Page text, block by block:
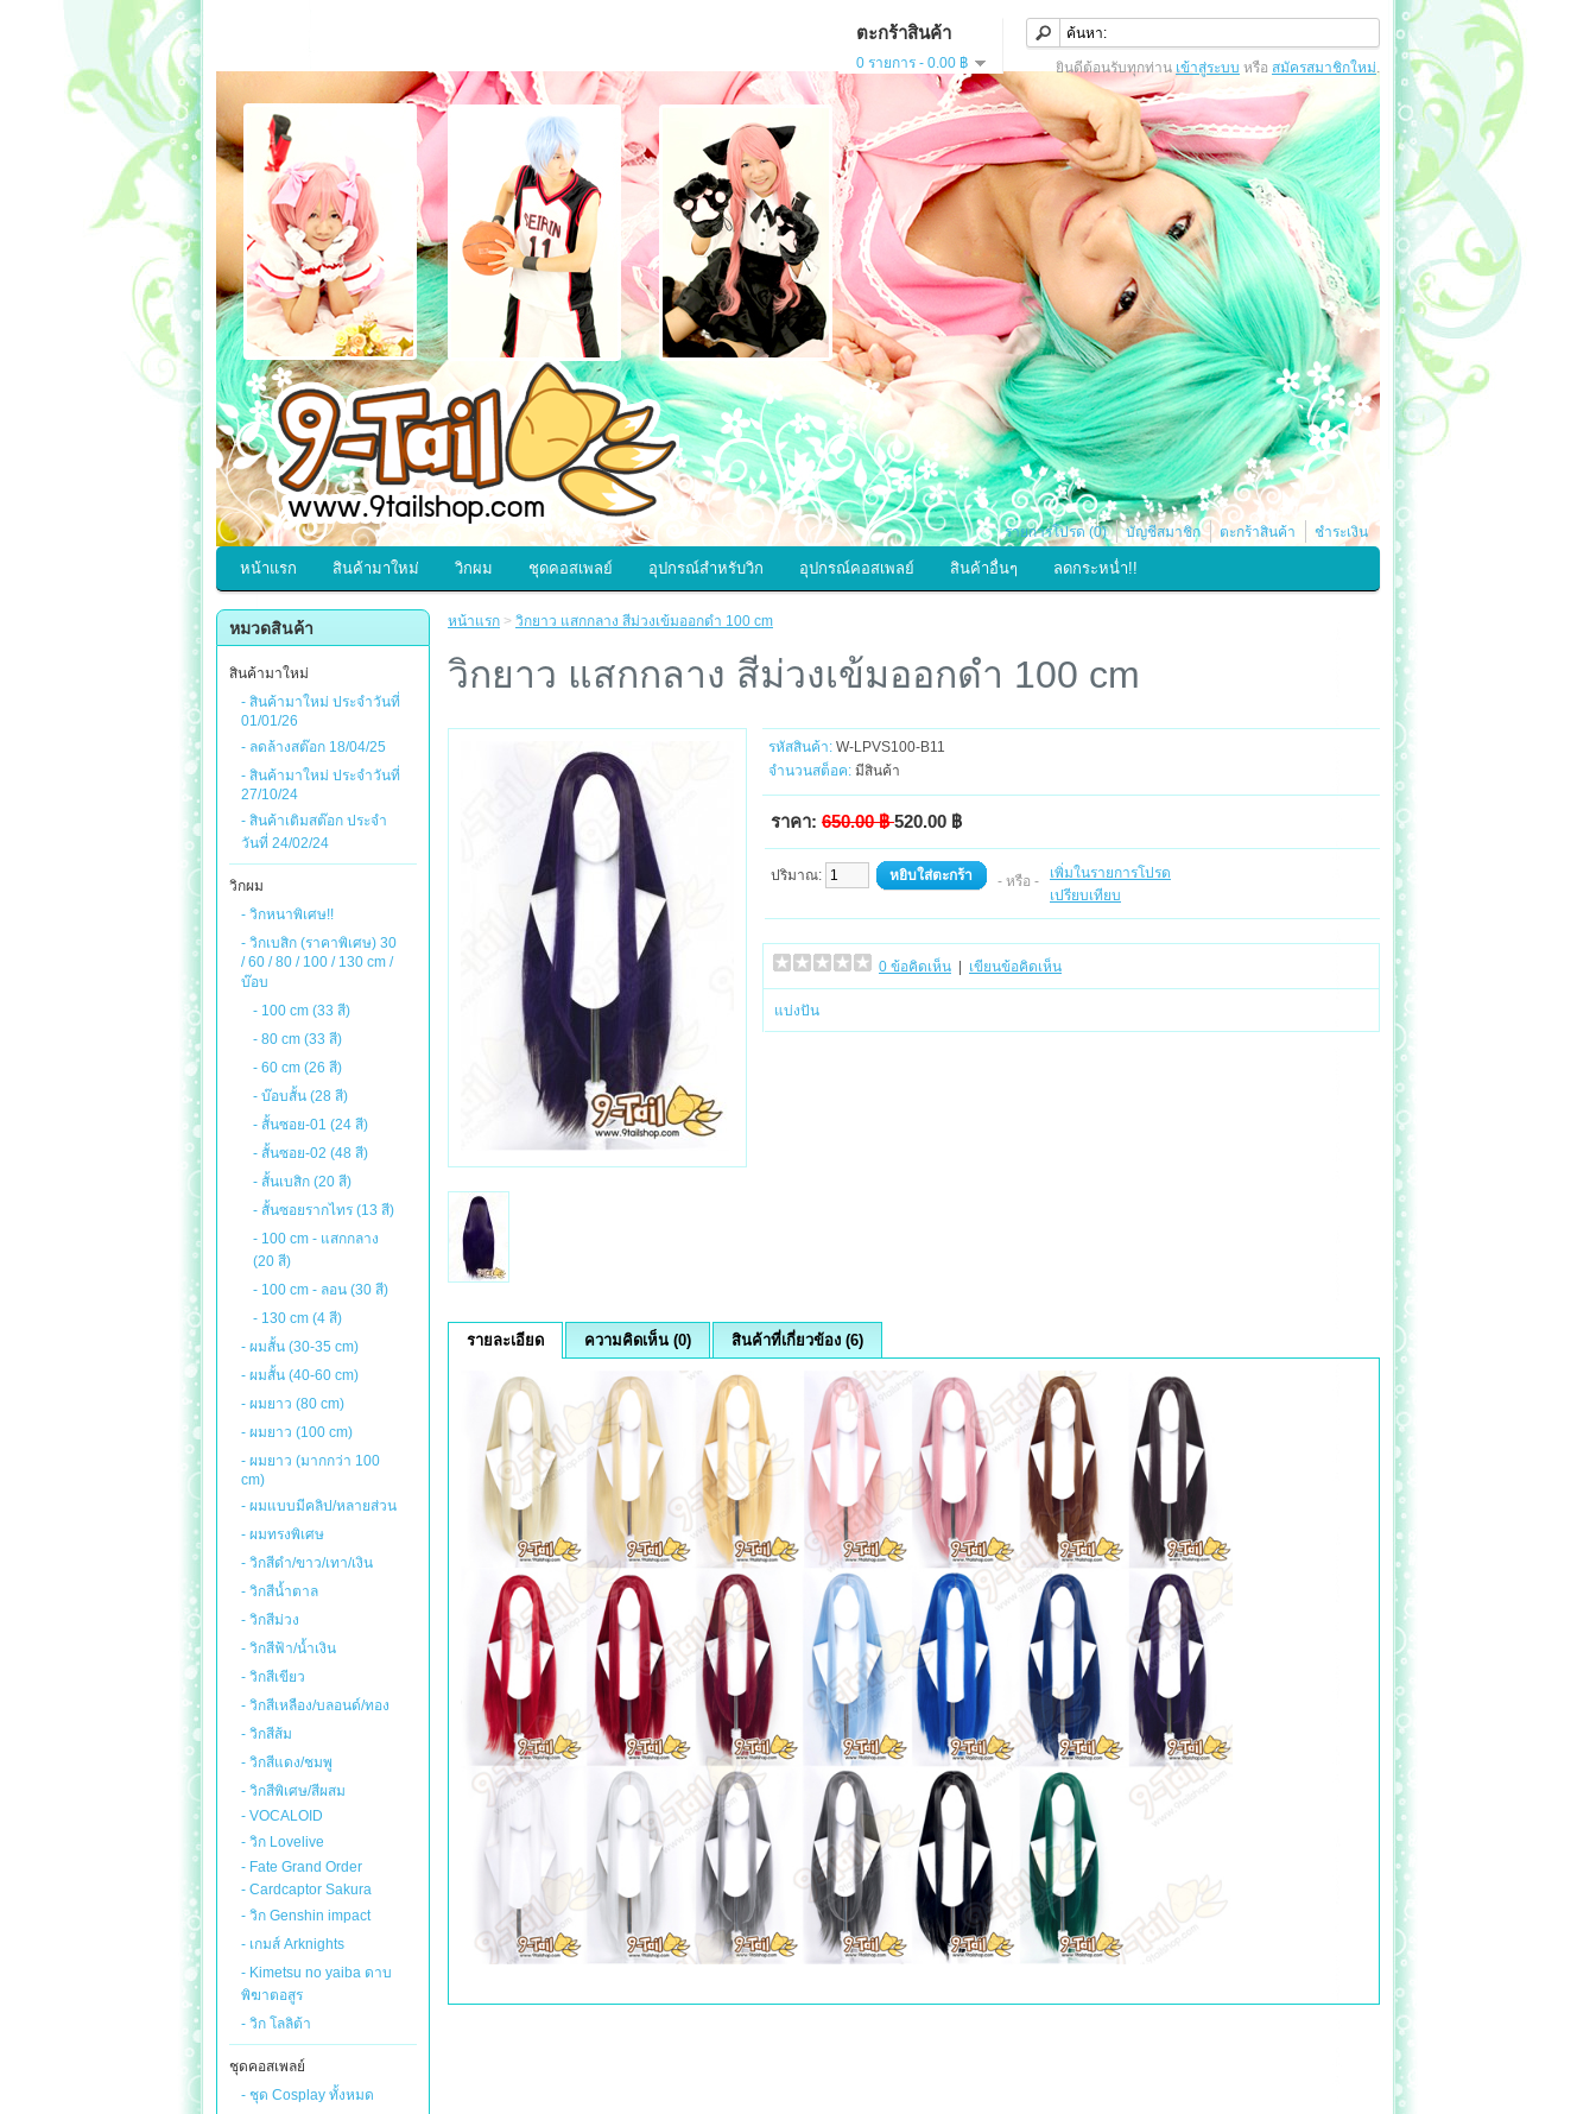
ตะกร้าสินค้า
0 รายการ - 0.00 ฿ ยินดีต้อนรับทุกท่าน เข้าสู่ระบบ หรือ สมัครสมาชิกใหม่.
รายการโปรด (0) บัญชีสมาชิก ตะกร้าสินค้า ชำระเงิน
หน้าแรก สินค้ามาใหม่ วิกผม ชุดคอสเพลย์ อุปกรณ์สำหรับวิก อุปกรณ์คอสเพลย์ สินค้าอื่นๆ ลดกระหน่ำ!!
หมวดสินค้า
สินค้ามาใหม่
- สินค้ามาใหม่ ประจำวันที่
01/01/26
- ลดล้างสต๊อก 18/04/25
- สินค้ามาใหม่ ประจำวันที่
27/10/24
- สินค้าเติมสต๊อก ประจำ
วันที่ 24/02/24
วิกผม
- วิกหนาพิเศษ!!
- วิกเบสิก (ราคาพิเศษ) 30
/ 60 / 80 / 100 / 130 cm /
บ๊อบ
- 100 cm (33 สี)
- 80 cm (33 สี)
- 60 cm (26 สี)
- บ๊อบสั้น (28 สี)
- สั้นซอย-01 (24 สี)
- สั้นซอย-02 (48 สี)
- สั้นเบสิก (20 สี)
- สั้นซอยรากไทร (13 สี)
- 100 cm - แสกกลาง
(20 สี)
- 100 cm - ลอน (30 สี)
- 130 cm (4 สี)
- ผมสั้น (30-35 cm)
- ผมสั้น (40-60 cm)
- ผมยาว (80 cm)
- ผมยาว (100 cm)
- ผมยาว (มากกว่า 100
cm)
- ผมแบบมีคลิป/หลายส่วน
- ผมทรงพิเศษ
- วิกสีดำ/ขาว/เทา/เงิน
- วิกสีน้ำตาล
- วิกสีม่วง
- วิกสีฟ้า/น้ำเงิน
- วิกสีเขียว
- วิกสีเหลือง/บลอนด์/ทอง
- วิกสีส้ม
- วิกสีแดง/ชมพู
- วิกสีพิเศษ/สีผสม
- VOCALOID
- วิก Lovelive
- Fate Grand Order
- Cardcaptor Sakura
- วิก Genshin impact
- เกมส์ Arknights
- Kimetsu no yaiba ดาบ
พิฆาตอสูร
- วิก โลลิต้า
ชุดคอสเพลย์
- ชุด Cosplay ทั้งหมด
หน้าแรก > วิกยาว แสกกลาง สีม่วงเข้มออกดำ 100 cm
วิกยาว แสกกลาง สีม่วงเข้มออกดำ 100 cm
รหัสสินค้า: W-LPVS100-B11
จำนวนสต็อค: มีสินค้า
ราคา: 650.00 ฿520.00 ฿
ปริมาณ: หยิบใส่ตะกร้า - หรือ - เพิ่มในรายการโปรด
เปรียบเทียบ
0 ข้อคิดเห็น เขียนข้อคิดเห็น
แบ่งปัน
รายละเอียด ความคิดเห็น (0) สินค้าที่เกี่ยวข้อง (6)